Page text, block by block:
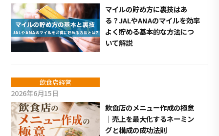
マイルの貯め方に裏技はあ
る？JALやANAのマイルを効率
よく貯める基本的な方法につ
いて解説
飲食店経営
2026年6月15日
飲食店のメニュー作成の極意
｜売上を最大化するネーミン
グと構成の成功法則